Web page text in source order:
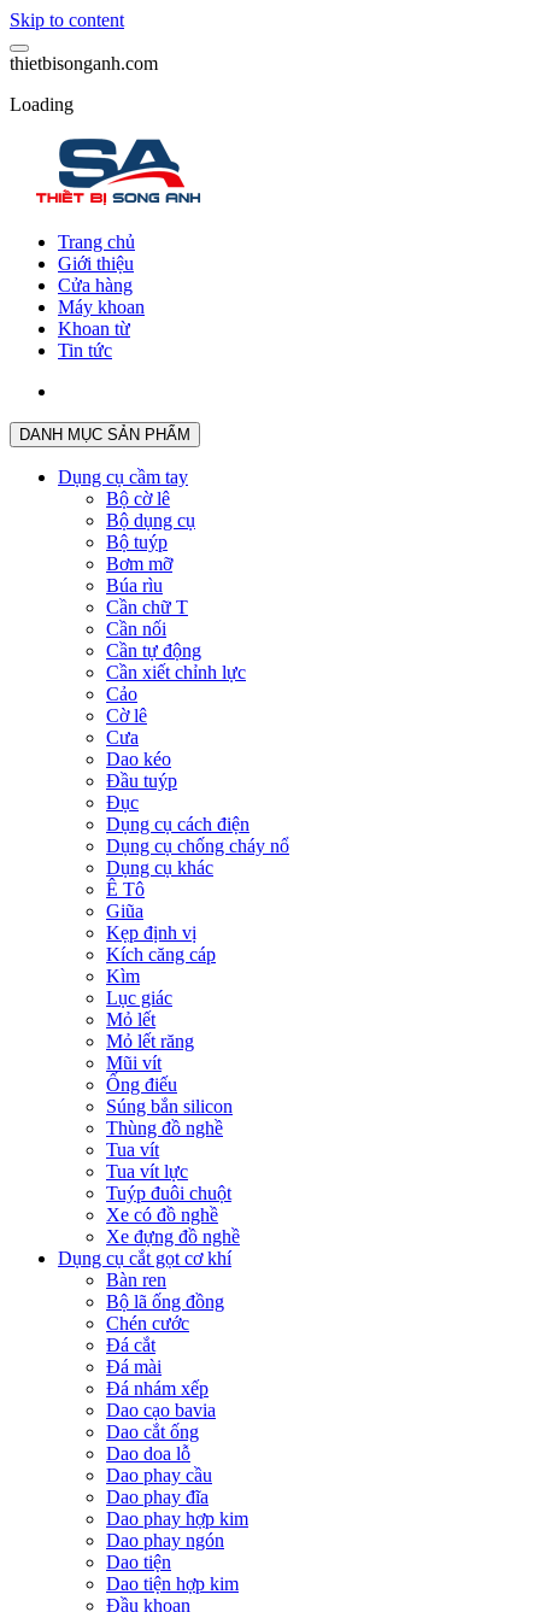
Skip to content
thietbisonganh.com
Loading
Trang chủ
Giới thiệu
Cửa hàng
Máy khoan
Khoan từ
Tin tức
DANH MỤC SẢN PHẨM
Dụng cụ cầm tay
Bộ cờ lê
Bộ dụng cụ
Bộ tuýp
Bơm mỡ
Búa rìu
Cần chữ T
Cần nối
Cần tự động
Cần xiết chỉnh lực
Cảo
Cờ lê
Cưa
Dao kéo
Đầu tuýp
Đục
Dụng cụ cách điện
Dụng cụ chống cháy nổ
Dụng cụ khác
Ê Tô
Giũa
Kẹp định vị
Kích căng cáp
Kìm
Lục giác
Mỏ lết
Mỏ lết răng
Mũi vít
Ống điếu
Súng bắn silicon
Thùng đồ nghề
Tua vít
Tua vít lực
Tuýp đuôi chuột
Xe có đồ nghề
Xe đựng đồ nghề
Dụng cụ cắt gọt cơ khí
Bàn ren
Bộ lã ống đồng
Chén cước
Đá cắt
Đá mài
Đá nhám xếp
Dao cạo bavia
Dao cắt ống
Dao doa lỗ
Dao phay cầu
Dao phay đĩa
Dao phay hợp kim
Dao phay ngón
Dao tiện
Dao tiện hợp kim
Đầu khoan